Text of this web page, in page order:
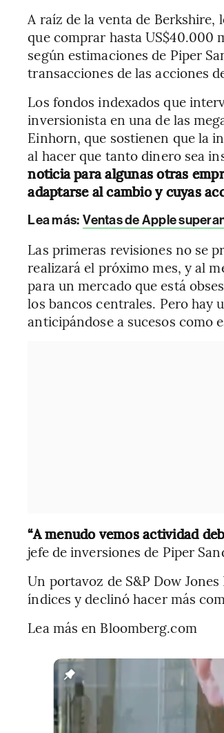
A raíz de la venta de
que comprar hasta US$40.000
según estimaciones de Piper
transacciones de las acciones
Los fondos indexados que
inversionista en una de las
Einhorn, que sostienen que la
al hacer que tanto dinero sea
noticia para algunas otras
adaptarse al cambio y cuyas
Lea más: Ventas de Apple
Las primeras revisiones no se
realizará el próximo mes, y al
para un mercado que está
los bancos centrales. Pero hay
anticipándose a sucesos como
“A menudo vemos actividad
jefe de inversiones de Piper
Un portavoz de S&P Dow
índices y declinó hacer más
Lea más en Bloomberg.com